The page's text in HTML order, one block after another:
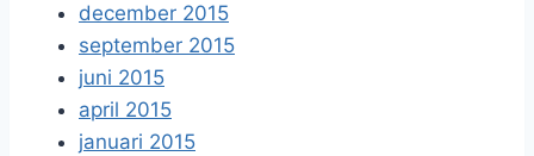
december 2015
september 2015
juni 2015
april 2015
januari 2015